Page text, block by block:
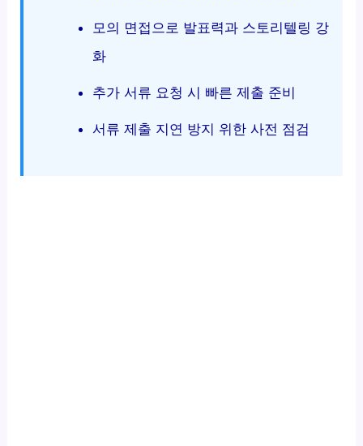
모의 면접으로 발표력과 스토리텔링 강
화
추가 서류 요청 시 빠른 제출 준비
서류 제출 지연 방지 위한 사전 점검